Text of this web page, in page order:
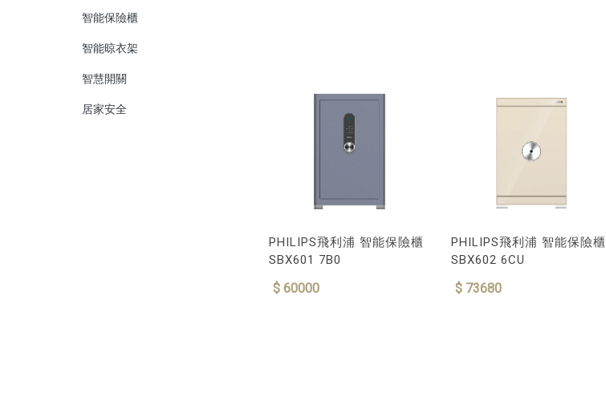
智能保險櫃
智能晾衣架
智慧開關
居家安全
PHILIPS飛利浦 智能保險櫃
SBX601 7B0
$ 60000
PHILIPS飛利浦 智能保險櫃
SBX602 6CU
$ 73680